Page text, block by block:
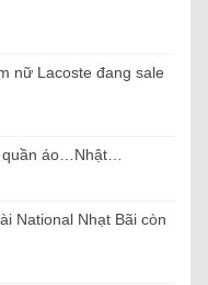
nữ Lacoste đang sale
quần áo…Nhật…
National Nhạt Bãi còn